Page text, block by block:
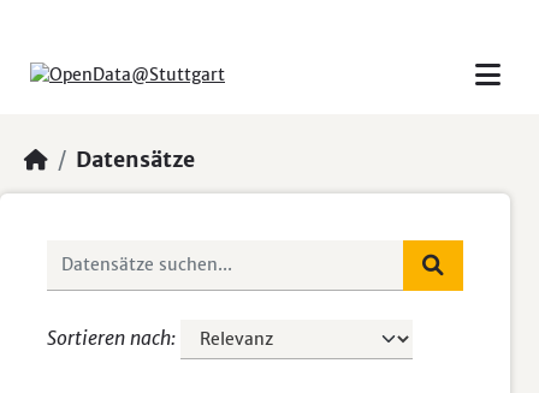
Datensätze
Sortieren nach